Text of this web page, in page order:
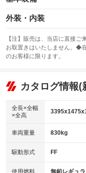
エアバッグ：運転席/助手
：装備あり
：装備なし
サンルーフ
：装備なし
リフトアップ
：装備なし
：装備なし
パワーウィンドウ
アイドリングストップ
：装備あり
USB入力端子
：装備なし
100V電源
外装・内装
カーナビ：SDナビ
：装備あり
TV：フルセグ
：装備あり
ビジュアル：-／DVD再
：装備あり
：装備あり
革シート
キーレス
HID(キセノンライト)
：装備なし
バックカメラ
【注】販売は、当店に直接
お取置きはいたしません。◆
のお客様に限ります。
カタログ情報(
全長×全幅
×全高
車両重量 830kg
駆動形式 FF
使用燃料 無鉛レギュ